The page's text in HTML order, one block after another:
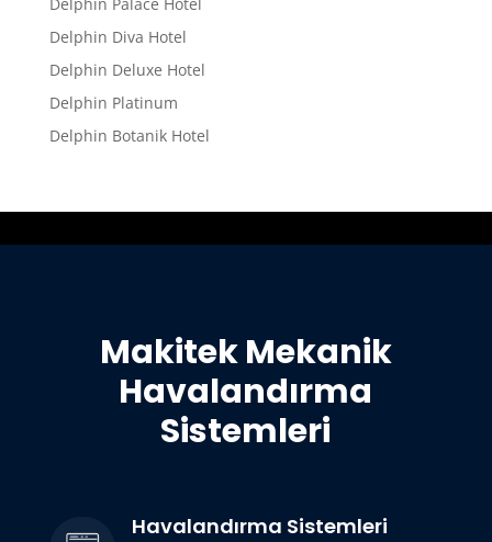
Delphin Diva Hotel
Delphin Deluxe Hotel
Delphin Platinum
Delphin Botanik Hotel
Makitek Mekanik
Havalandırma
Sistemleri
Havalandırma Sistemleri